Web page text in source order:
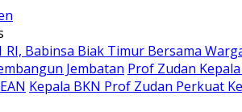
RI, Babinsa Biak Timur Bersama
Jembatan Prof Zudan
Kepala BKN Prof Zudan Perkuat